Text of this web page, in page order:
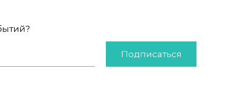
Подписаться